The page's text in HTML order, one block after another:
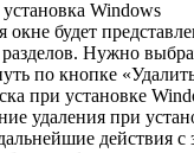
будет
разделов. Нужно
по кнопке
действия с